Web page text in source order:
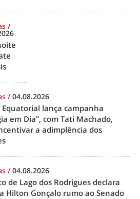
/
/04.08.2026
Equatorial lança campanha
em Dia”, com Tati Machado,
a adimplência dos
/04.08.2026
de Lago dos Rodrigues declara
Hilton Gonçalo rumo ao Senado